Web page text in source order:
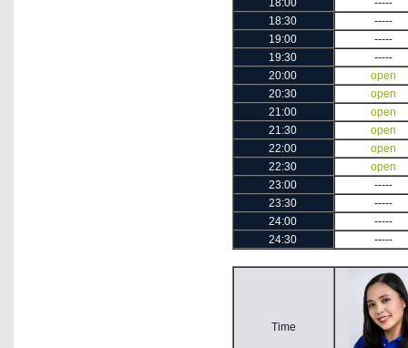
18:00
-----
18:30
-----
19:00
-----
19:30
-----
20:00
open
20:30
open
21:00
open
21:30
open
22:00
open
22:30
open
23:00
-----
23:30
-----
24:00
-----
24:30
-----
Time